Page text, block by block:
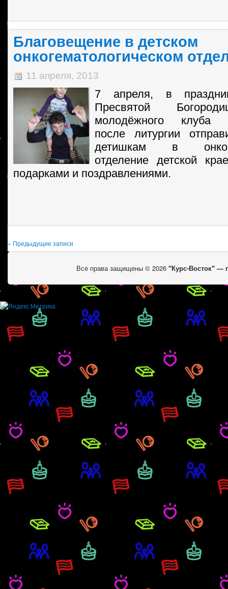
Благовещение в детском
онкогематологическом
11 апреля, 2013
7 апреля, в
Пресвятой
молодёжного клуба
после литургии
детишкам в
отделение детской
подарками и поздравлениями.
« Предыдущие записи
Все права защищены © 2026 "Курс-Восток" —